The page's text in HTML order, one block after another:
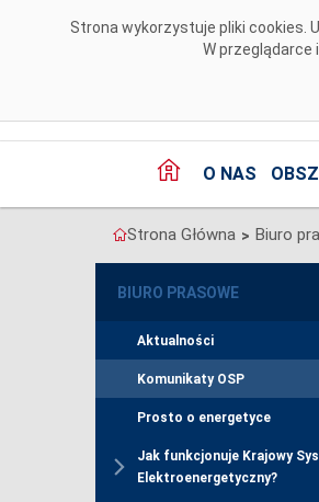
Strona wykorzystuje pliki cookies.
W
O NAS
Strona Główna > Biuro
BIURO PRASOWE
Aktualności
Komunikaty OSP
Prosto o energetyce
Jak funkcjonuje Krajowy
Elektroenergetyczny?